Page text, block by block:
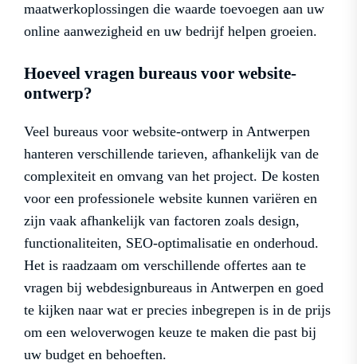
maatwerkoplossingen die waarde toevoegen aan uw
online aanwezigheid en uw bedrijf helpen groeien.
Hoeveel vragen bureaus voor website-
ontwerp?
Veel bureaus voor website-ontwerp in Antwerpen
hanteren verschillende tarieven, afhankelijk van de
complexiteit en omvang van het project. De kosten
voor een professionele website kunnen variëren en
zijn vaak afhankelijk van factoren zoals design,
functionaliteiten, SEO-optimalisatie en onderhoud.
Het is raadzaam om verschillende offertes aan te
vragen bij webdesignbureaus in Antwerpen en goed
te kijken naar wat er precies inbegrepen is in de prijs
om een weloverwogen keuze te maken die past bij
uw budget en behoeften.